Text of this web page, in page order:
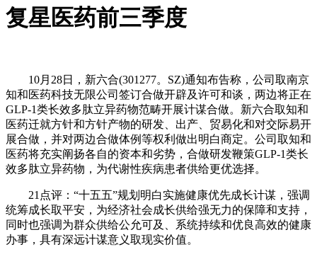
复星医药前三季度
10月28日，新六合(301277。SZ)通知布告称，公司取南京
知和医药科技无限公司签订合做开辟及许可和谈，两边将正在
GLP-1类长效多肽立异药物范畴开展计谋合做。新六合取知和
医药迁就方针和方针产物的研发、出产、贸易化和对交际易开
展合做，并对两边合做体例等权利做出明白商定。公司取知和
医药将充实阐扬各自的资本和劣势，合做研发鞭策GLP-1类长
效多肽立异药物，为代谢性疾病患者供给更优选择。
21点评：“十五五”规划明白实施健康优先成长计谋，强调
统筹成长取平安，为经济社会成长供给强无力的保障和支持，
同时也强调为群众供给公允可及、系统持续和优良高效的健康
办事，具有深远计谋意义取现实价值。